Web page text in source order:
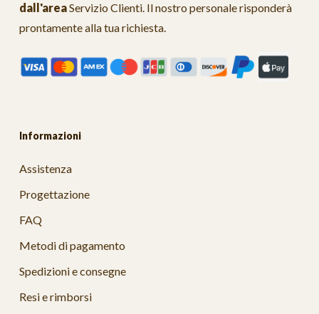
dall'areaServizio Clienti. Il nostro personale risponderà
prontamente alla tua richiesta.
Informazioni
Assistenza
Progettazione
FAQ
Metodi di pagamento
Spedizioni e consegne
Resi e rimborsi